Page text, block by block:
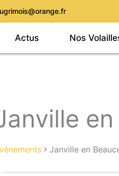
Actus Nos
Janville en
Évènements